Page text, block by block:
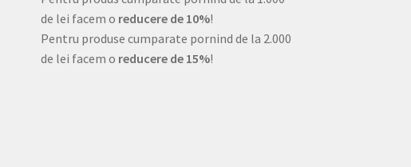
de lei facem o reducere de 10%!
Pentru produse cumparate pornind de la 2.000
de lei facem o reducere de 15%!